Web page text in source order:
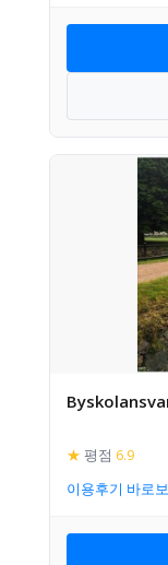
★ 평점 6.9
이용후기 바로